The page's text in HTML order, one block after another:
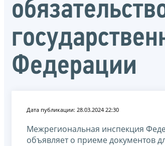
Федерации
Дата публикации: 28.03.2024 22:30
Межрегиональная инспекция
объявляет о приеме документов